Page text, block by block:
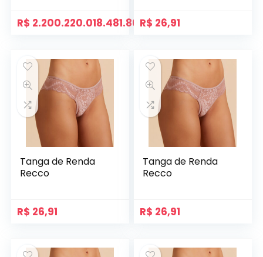
R$ 2.200.220.018.481.800,00
R$ 26,91
Tanga de Renda
Recco
R$ 26,91
Tanga de Renda
Recco
R$ 26,91